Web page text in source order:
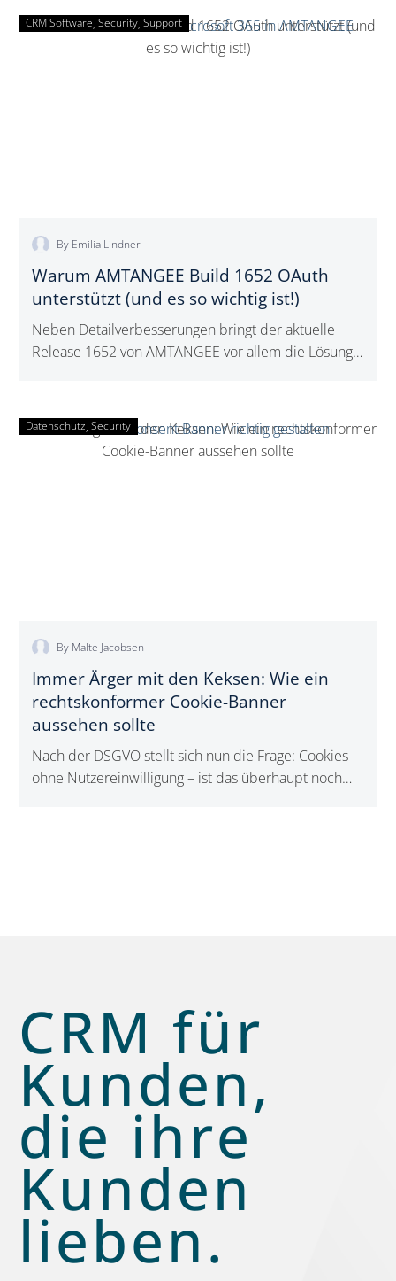
Warum
AMTANGEE
CRM Software Security Support
By Emilia Lindner
Warum AMTANGEE Build 1652 OAuth
unterstützt (und es so wichtig ist!)
Neben Detailverbesserungen bringt der aktuelle
Release 1652 von AMTANGEE vor allem die Lösung
Immer
Ärger
sollte
Datenschutz Security
By Malte Jacobsen
Immer Ärger mit den Keksen: Wie ein
rechtskonformer Cookie-Banner
aussehen sollte
Nach der DSGVO stellt sich nun die Frage: Cookies
ohne Nutzereinwilligung – ist das überhaupt noch
CRM für
Kunden,
die ihre
Kunden
lieben.